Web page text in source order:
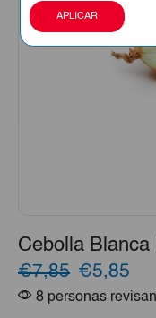
APLICAR
Cebolla Blanca
€7,85 El
precio
€5,85
8 personas